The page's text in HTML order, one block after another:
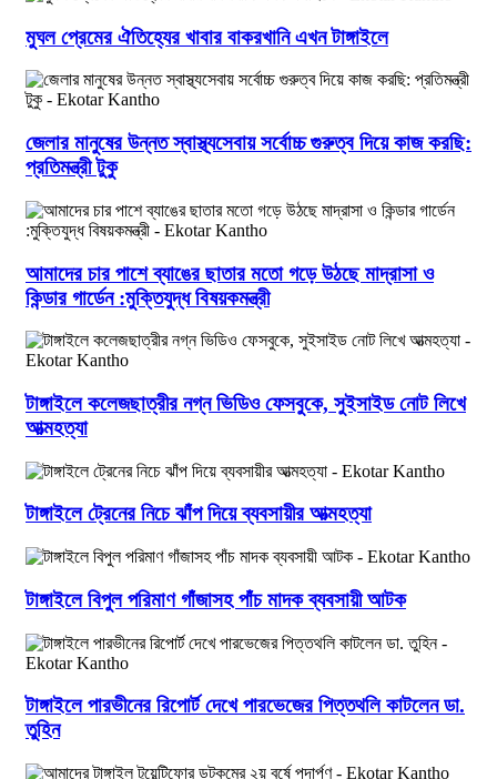
মুঘল প্রেমের ঐতিহ্যের খাবার বাকরখানি এখন টাঙ্গাইলে
জেলার মানুষের উন্নত স্বাস্থ্যসেবায় সর্বোচ্চ গুরুত্ব দিয়ে কাজ করছি:
প্রতিমন্ত্রী টুকু
আমাদের চার পাশে ব্যাঙের ছাতার মতো গড়ে উঠছে মাদ্রাসা ও
কিন্ডার গার্ডেন :মুক্তিযুদ্ধ বিষয়কমন্ত্রী
টাঙ্গাইলে কলেজছাত্রীর নগ্ন ভিডিও ফেসবুকে, সুইসাইড নোট লিখে
আত্মহত্যা
টাঙ্গাইলে ট্রেনের নিচে ঝাঁপ দিয়ে ব্যবসায়ীর আত্মহত্যা
টাঙ্গাইলে বিপুল পরিমাণ গাঁজাসহ পাঁচ মাদক ব্যবসায়ী আটক
টাঙ্গাইলে পারভীনের রিপোর্ট দেখে পারভেজের পিত্তথলি কাটলেন ডা.
তুহিন